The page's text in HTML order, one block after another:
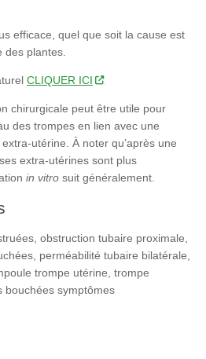
efficace, quel que soit la cause est
des plantes.
CLIQUER ICI
chirurgicale peut être utile pour
des trompes en lien avec une
utérine. À noter qu’après une
extra-utérines sont plus
in vitro suit généralement.
obstruction tubaire proximale,
perméabilité tubaire bilatérale,
trompe utérine, trompe
bouchées symptômes